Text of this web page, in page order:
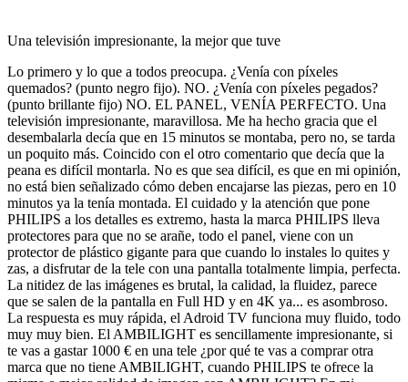
Una televisión impresionante, la mejor que tuve
Lo primero y lo que a todos preocupa. ¿Venía con píxeles
quemados? (punto negro fijo). NO. ¿Venía con píxeles pegados?
(punto brillante fijo) NO. EL PANEL, VENÍA PERFECTO. Una
televisión impresionante, maravillosa. Me ha hecho gracia que el
desembalarla decía que en 15 minutos se montaba, pero no, se tarda
un poquito más. Coincido con el otro comentario que decía que la
peana es difícil montarla. No es que sea difícil, es que en mi opinión,
no está bien señalizado cómo deben encajarse las piezas, pero en 10
minutos ya la tenía montada. El cuidado y la atención que pone
PHILIPS a los detalles es extremo, hasta la marca PHILIPS lleva
protectores para que no se arañe, todo el panel, viene con un
protector de plástico gigante para que cuando lo instales lo quites y
zas, a disfrutar de la tele con una pantalla totalmente limpia, perfecta.
La nitidez de las imágenes es brutal, la calidad, la fluidez, parece
que se salen de la pantalla en Full HD y en 4K ya... es asombroso.
La respuesta es muy rápida, el Adroid TV funciona muy fluido, todo
muy muy bien. El AMBILIGHT es sencillamente impresionante, si
te vas a gastar 1000 € en una tele ¿por qué te vas a comprar otra
marca que no tiene AMBILIGHT, cuando PHILIPS te ofrece la